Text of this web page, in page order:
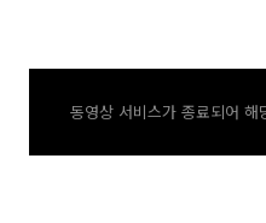
동영상 서비스가 종료되어